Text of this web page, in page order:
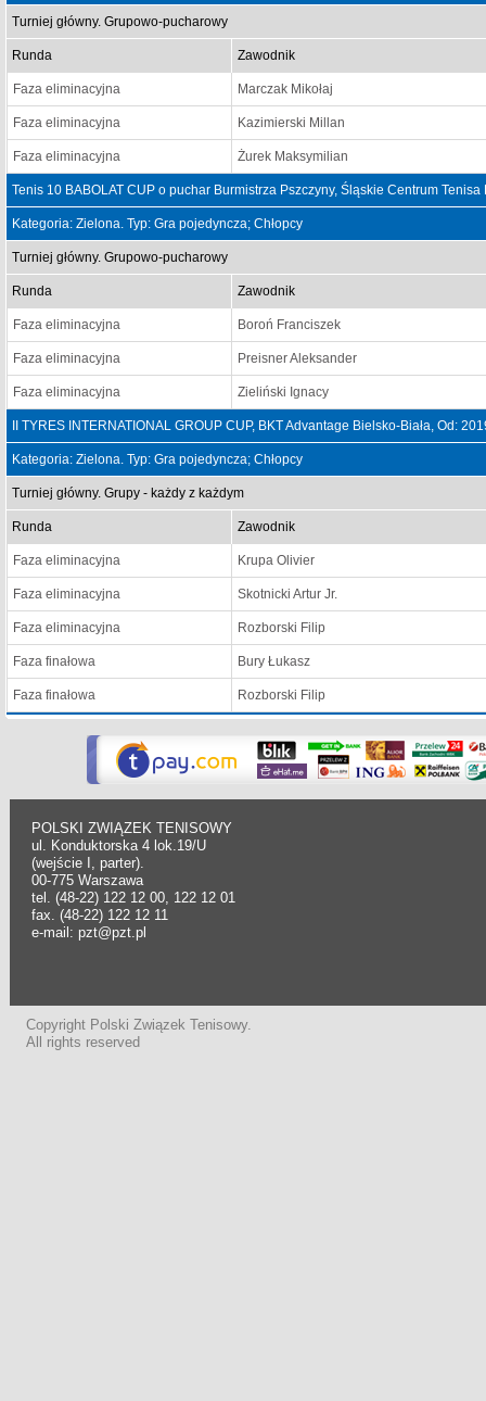
Turniej główny. Grupowo-pucharowy
Runda Zawodnik
Faza eliminacyjna Marczak Mikołaj
Faza eliminacyjna Kazimierski Millan
Faza eliminacyjna Żurek Maksymilian
Tenis 10 BABOLAT CUP o puchar Burmistrza Pszczyny, Śląskie Centrum
Kategoria: Zielona. Typ: Gra pojedyncza; Chłopcy
Turniej główny. Grupowo-pucharowy
Runda Zawodnik
Faza eliminacyjna Boroń Franciszek
Faza eliminacyjna Preisner Aleksander
Faza eliminacyjna Zieliński Ignacy
II TYRES INTERNATIONAL GROUP CUP, BKT Advantage Bielsko-Biała, Od:
Kategoria: Zielona. Typ: Gra pojedyncza; Chłopcy
Turniej główny. Grupy - każdy z każdym
Runda Zawodnik
Faza eliminacyjna Krupa Olivier
Faza eliminacyjna Skotnicki Artur Jr.
Faza eliminacyjna Rozborski Filip
Faza finałowa Bury Łukasz
Faza finałowa Rozborski Filip
POLSKI ZWIĄZEK TENISOWY
ul. Konduktorska 4 lok.19/U
(wejście I, parter).
00-775 Warszawa
tel. (48-22) 122 12 00, 122 12 01
fax. (48-22) 122 12 11
e-mail: pzt@pzt.pl
Copyright Polski Związek Tenisowy.
All rights reserved